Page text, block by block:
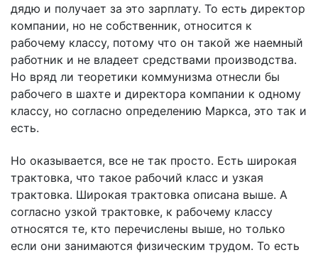
дядю и получает за это зарплату. То есть директор
компании, но не собственник, относится к
рабочему классу, потому что он такой же наемный
работник и не владеет средствами производства.
Но вряд ли теоретики коммунизма отнесли бы
рабочего в шахте и директора компании к одному
классу, но согласно определению Маркса, это так и
есть.
Но оказывается, все не так просто. Есть широкая
трактовка, что такое рабочий класс и узкая
трактовка. Широкая трактовка описана выше. А
согласно узкой трактовке, к рабочему классу
относятся те, кто перечислены выше, но только
если они занимаются физическим трудом. То есть